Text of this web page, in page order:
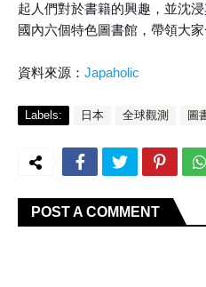
起人們對於書籍的興趣，並沈
國內六個特色圖書館，帶領大
資料來源： Japaholic
Labels: 日本 全球觀測 圖
POST A COMMENT